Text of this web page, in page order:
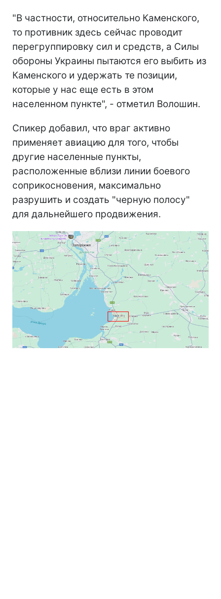
"В частности, относительно Каменского,
то противник здесь сейчас проводит
перегруппировку сил и средств, а Силы
обороны Украины пытаются его выбить из
Каменского и удержать те позиции,
которые у нас еще есть в этом
населенном пункте", - отметил Волошин.
Спикер добавил, что враг активно
применяет авиацию для того, чтобы
другие населенные пункты,
расположенные вблизи линии боевого
соприкосновения, максимально
разрушить и создать "черную полосу"
для дальнейшего продвижения.